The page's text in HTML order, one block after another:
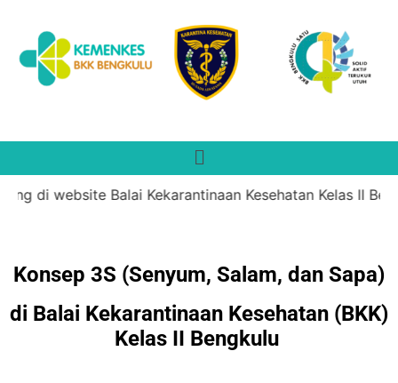
di website Balai Kekarantinaan Kesehatan Kelas II
Konsep 3S (Senyum, Salam, dan Sapa)
di Balai Kekarantinaan Kesehatan (BKK)
Kelas II Bengkulu